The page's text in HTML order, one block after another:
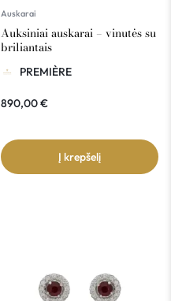
Auskarai
Auksiniai auskarai – vinutės su
briliantais
PREMIÈRE
890,00€
Į krepšelį